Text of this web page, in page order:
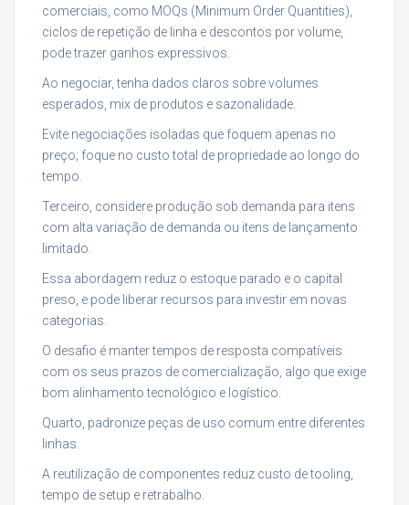
comerciais, como MOQs (Minimum Order Quantities),
ciclos de repetição de linha e descontos por volume,
pode trazer ganhos expressivos.
Ao negociar, tenha dados claros sobre volumes
esperados, mix de produtos e sazonalidade.
Evite negociações isoladas que foquem apenas no
preço; foque no custo total de propriedade ao longo do
tempo.
Terceiro, considere produção sob demanda para itens
com alta variação de demanda ou itens de lançamento
limitado.
Essa abordagem reduz o estoque parado e o capital
preso, e pode liberar recursos para investir em novas
categorias.
O desafio é manter tempos de resposta compatíveis
com os seus prazos de comercialização, algo que exige
bom alinhamento tecnológico e logístico.
Quarto, padronize peças de uso comum entre diferentes
linhas.
A reutilização de componentes reduz custo de tooling,
tempo de setup e retrabalho.